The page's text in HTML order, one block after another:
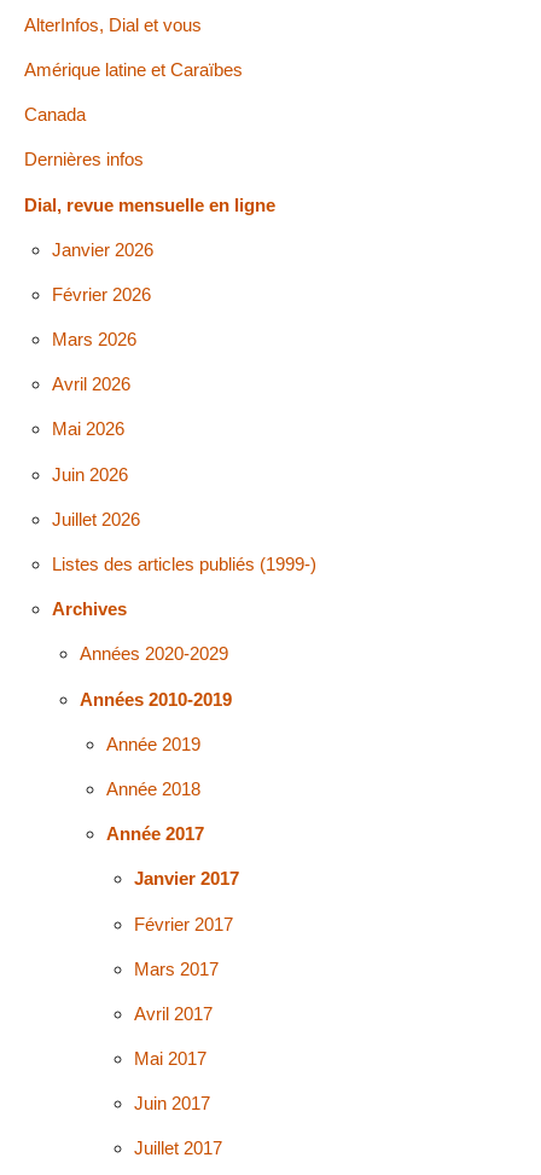
AlterInfos, Dial et vous
Amérique latine et Caraïbes
Canada
Dernières infos
Dial, revue mensuelle en ligne
Janvier 2026
Février 2026
Mars 2026
Avril 2026
Mai 2026
Juin 2026
Juillet 2026
Listes des articles publiés (1999-)
Archives
Années 2020-2029
Années 2010-2019
Année 2019
Année 2018
Année 2017
Janvier 2017
Février 2017
Mars 2017
Avril 2017
Mai 2017
Juin 2017
Juillet 2017